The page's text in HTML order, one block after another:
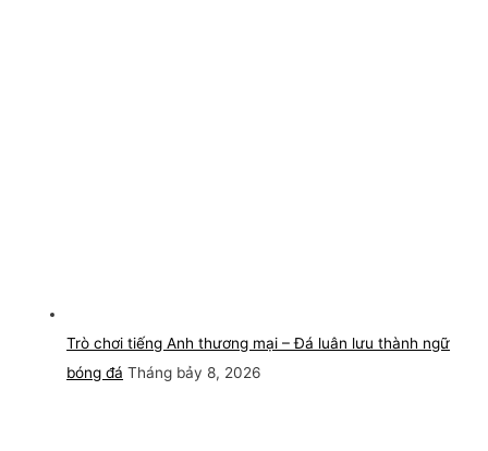
Trò chơi tiếng Anh thương mại – Đá luân lưu thành ngữ
bóng đá Tháng bảy 8, 2026